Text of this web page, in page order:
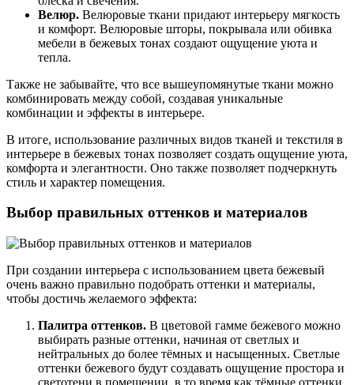
Велюр. Велюровые ткани придают интерьеру мягкость
и комфорт. Велюровые шторы, покрывала или обивка
мебели в бежевых тонах создают ощущение уюта и
тепла.
Также не забывайте, что все вышеупомянутые ткани можно
комбинировать между собой, создавая уникальные
комбинации и эффекты в интерьере.
В итоге, использование различных видов тканей и текстиля в
интерьере в бежевых тонах позволяет создать ощущение уюта,
комфорта и элегантности. Оно также позволяет подчеркнуть
стиль и характер помещения.
Выбор правильных оттенков и материалов
При создании интерьера с использованием цвета бежевый
очень важно правильно подобрать оттенки и материалы,
чтобы достичь желаемого эффекта:
Палитра оттенков. В цветовой гамме бежевого можно
выбирать разные оттенки, начиная от светлых и
нейтральных до более тёмных и насыщенных. Светлые
оттенки бежевого будут создавать ощущение простора и
светотени в помещении, в то время как тёмные оттенки